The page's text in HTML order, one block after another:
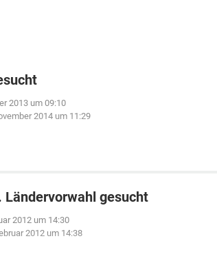
2013 um 09:10
2014 um 11:29
Ländervorwahl gesucht
2012 um 14:30
2012 um 14:38